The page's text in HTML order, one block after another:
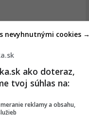
ako doteraz,
tvoj súhlas na:
reklamy a obsahu,
nevyhnutnými cookies →